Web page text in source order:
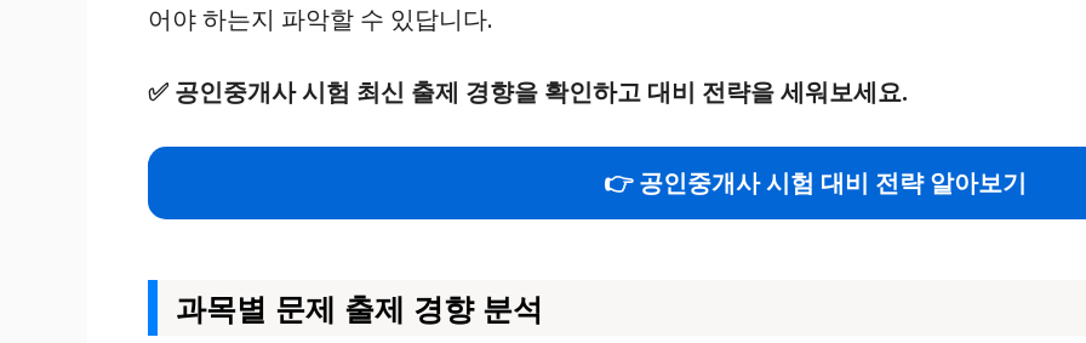
어야 하는지 파악할 수 있답니다.
✅ 공인중개사 시험 최신 출제 경향을 확인하고 대비 전략을 세워보세요.
👉 공인중개사 시험 대비 전략 알아보기
과목별 문제 출제 경향 분석